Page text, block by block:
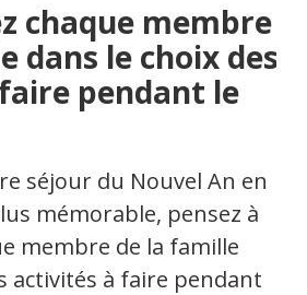
chaque membre
dans le choix des
pendant le
séjour du Nouvel An en
mémorable, pensez à
membre de la famille
activités à faire pendant